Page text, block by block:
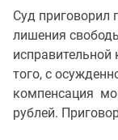
Суд приговорил
лишения
того, с
компенсация
рублей.